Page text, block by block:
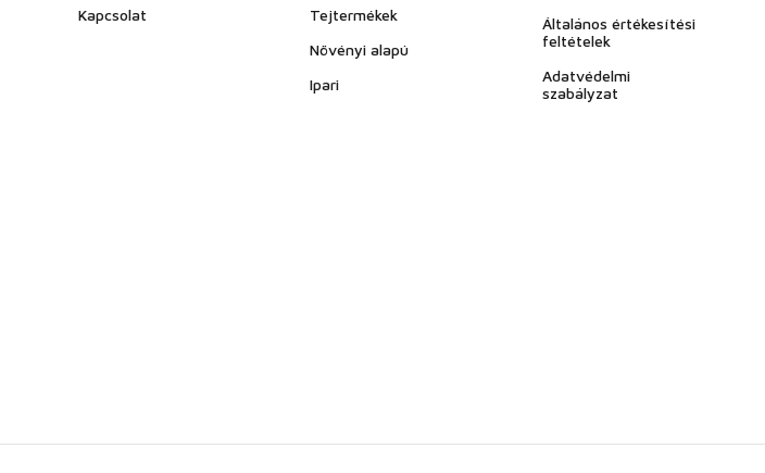
Kapcsolat
Tejtermékek
Növényi alapú
Ipari
Általános értékesítési
feltételek
Adatvédelmi
szabályzat